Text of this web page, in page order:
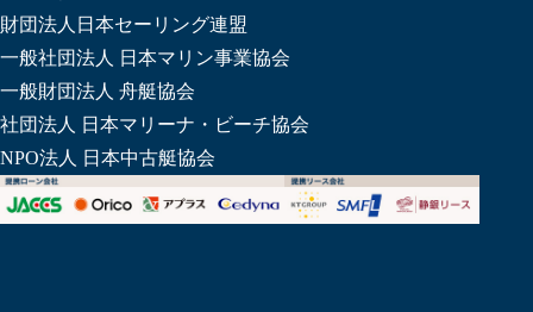
財団法人日本セーリング連盟
一般社団法人 日本マリン事業協会
一般財団法人 舟艇協会
社団法人 日本マリーナ・ビーチ協会
NPO法人 日本中古艇協会